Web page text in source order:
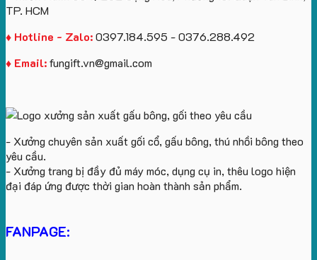
TP. HCM
♦ Hotline - Zalo:0397.184.595 - 0376.288.492
♦ Email:fungift.vn@gmail.com
- Xưởng chuyên sản xuất gối cổ, gấu bông, thú nhồi bông theo
yêu cầu.
- Xưởng trang bị đầy đủ máy móc, dụng cụ in, thêu logo hiện
đại đáp ứng được thời gian hoàn thành sản phẩm.
FANPAGE: